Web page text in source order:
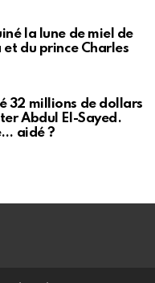
la lune de miel de
et du prince Charles
32 millions de dollars
Abdul El-Sayed.
aidé ?